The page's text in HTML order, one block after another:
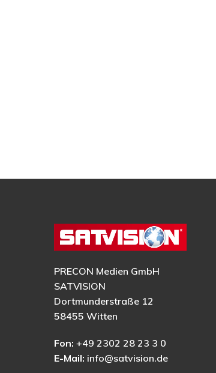
PRECON Medien GmbH
SATVISION
Dortmunderstraße 12
58455 Witten
Fon: +49 2302 28 23 3 0
E-Mail: info@satvision.de